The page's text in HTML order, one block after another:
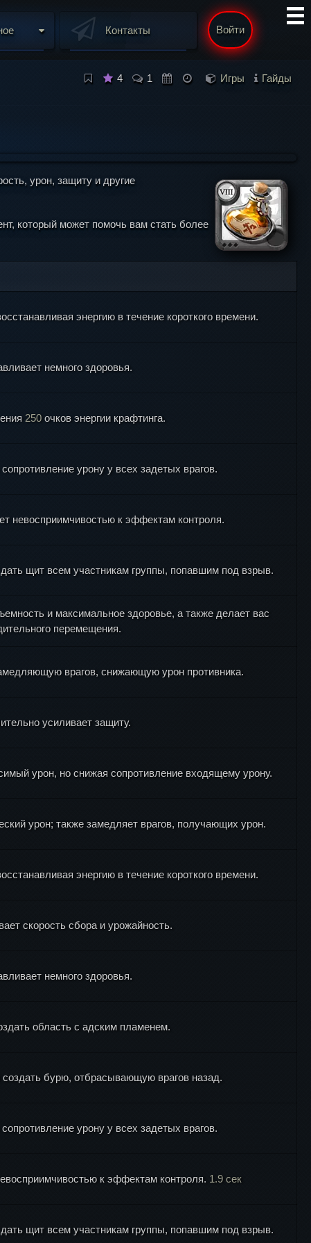
Контакты Войти
4 1 Игры Гайды
урон, защиту и другие
который может помочь вам стать более
энергию в течение короткого времени.
немного здоровья.
250 очков энергии крафтинга.
урону у всех задетых врагов.
невосприимчивостью к эффектам контроля.
щит всем участникам группы, попавшим под взрыв.
и максимальное здоровье, а также делает вас
перемещения.
врагов, снижающую урон противника.
усиливает защиту.
урон, но снижая сопротивление входящему урону.
урон; также замедляет врагов, получающих урон.
энергию в течение короткого времени.
скорость сбора и урожайность.
немного здоровья.
область с адским пламенем.
бурю, отбрасывающую врагов назад.
урону у всех задетых врагов.
к эффектам контроля. 1.9 сек
щит всем участникам группы, попавшим под взрыв.